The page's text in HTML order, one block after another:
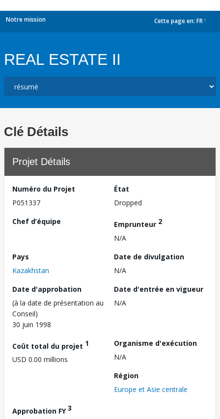
Notre mission Cette page en: FR
REAL ESTATE II
Clé Détails
Projet Détails
Numéro du Projet
P051337
État
Dropped
Chef d’équipe
Emprunteur 2
N/A
Pays
Kazakhstan
Date de divulgation
N/A
Date d'approbation
(à la date de présentation au
Conseil)
30 juin 1998
Date d'entrée en vigueur
N/A
Coût total du projet 1
USD 0.00 millions
Organisme d'exécution
N/A
Région
Europe et Asie centrale
Approbation FY3